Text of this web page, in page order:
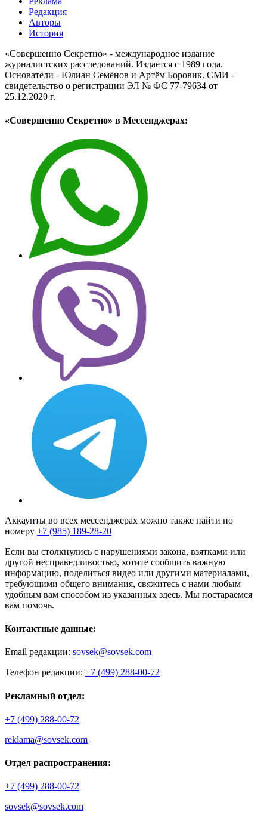
Редакция
Авторы
История
«Совершенно Секретно» - международное издание
журналистских расследований. Издаётся с 1989 года.
Основатели - Юлиан Семёнов и Артём Боровик. CМИ -
свидетельство о регистрации ЭЛ № ФС 77-79634 от
25.12.2020 г.
«Совершенно Секретно» в Мессенджерах:
Аккаунты во всех мессенджерах можно также найти по
номеру +7 (985) 189-28-20
Если вы столкнулись с нарушениями закона, взятками или
другой несправедливостью, хотите сообщить важную
информацию, поделиться видео или другими материалами,
требующими общего внимания, свяжитесь с нами любым
удобным вам способом из указанных здесь. Мы постараемся
вам помочь.
Контактные данные:
Email редакции: sovsek@sovsek.com
Телефон редакции: +7 (499) 288-00-72
Рекламный отдел:
+7 (499) 288-00-72
reklama@sovsek.com
Отдел распространения:
+7 (499) 288-00-72
sovsek@sovsek.com